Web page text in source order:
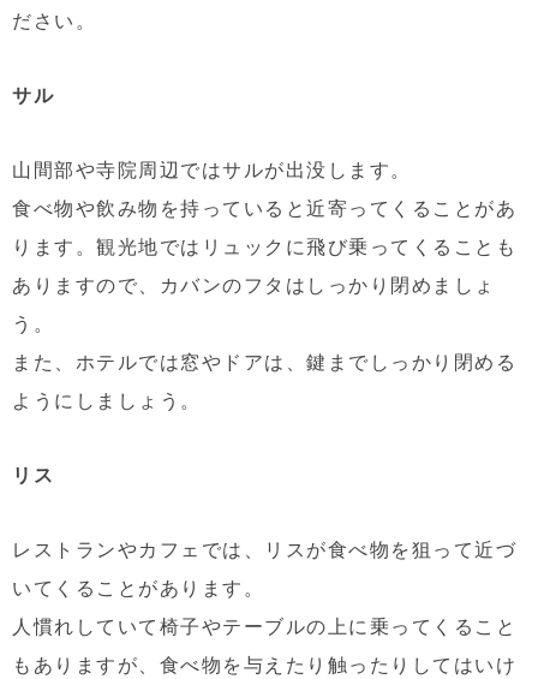
ださい。
サル
山間部や寺院周辺ではサルが出没します。
食べ物や飲み物を持っていると近寄ってくることがあ
ります。観光地ではリュックに飛び乗ってくることも
ありますので、カバンのフタはしっかり閉めましょ
う。
また、ホテルでは窓やドアは、鍵までしっかり閉める
ようにしましょう。
リス
レストランやカフェでは、リスが食べ物を狙って近づ
いてくることがあります。
人慣れしていて椅子やテーブルの上に乗ってくること
もありますが、食べ物を与えたり触ったりしてはいけ